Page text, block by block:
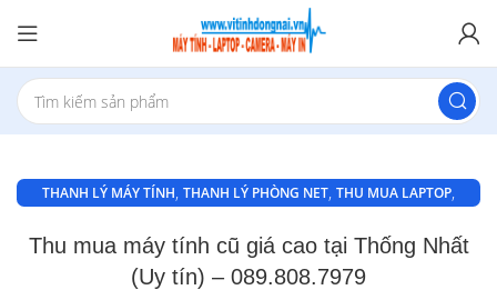
THANH LÝ MÁY TÍNH, THANH LÝ PHÒNG NET, THU MUA LAPTOP,
THU MUA MÁY TÍNH CỦ
Thu mua máy tính cũ giá cao tại Thống Nhất
(Uy tín) – 089.808.7979